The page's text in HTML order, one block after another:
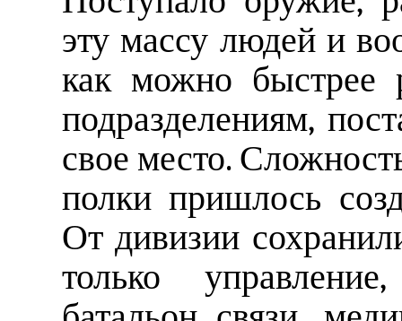
эту массу людей и
как можно быстрее
подразделениям,
свое место.
полки пришлось
От дивизии
только